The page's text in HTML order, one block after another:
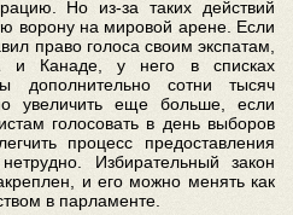
Но из-за таких действий
ворону на мировой арене. Если
право голоса своим экспатам,
и Канаде, у него в списках
дополнительно сотни тысяч
увеличить еще больше, если
голосовать в день выборов
процесс предоставления
Избирательный закон
и его можно менять как
в парламенте.